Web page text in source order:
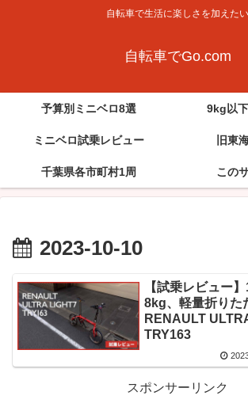
自転車で生活に楽しさを加えたい
自転車でGo.com
予算別ミニベロ8選 9kg以
ミニベロ試乗レビュー 旧東
千葉県各市町村1周 この
2023-10-10
【試乗レビュー
8kg、軽量折りた
RENAULT
TRY163
スポンサーリンク